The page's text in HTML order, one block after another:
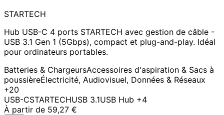
STARTECH
Hub USB-C 4 ports STARTECH avec gestion de câble -
USB 3.1 Gen 1 (5Gbps), compact et plug-and-play. Idéal
pour ordinateurs portables.
Batteries & ChargeursAccessoires d'aspiration & Sacs à
poussièreÉlectricité, Audiovisuel, Données & Réseaux
+20
USB-CSTARTECHUSB 3.1USB Hub +4
À partir de 59,27 €